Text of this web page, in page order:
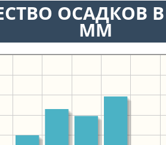
ОСАДКОВ В
ММ